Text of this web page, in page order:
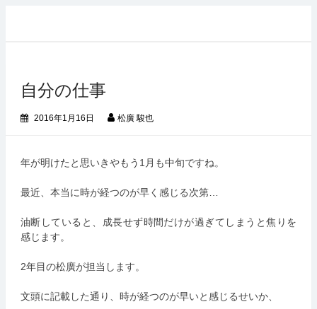
自分の仕事
2016年1月16日 松廣 駿也
年が明けたと思いきやもう1月も中旬ですね。
最近、本当に時が経つのが早く感じる次第…
油断していると、成長せず時間だけが過ぎてしまうと焦りを
感じます。
2年目の松廣が担当します。
文頭に記載した通り、時が経つのが早いと感じるせいか、